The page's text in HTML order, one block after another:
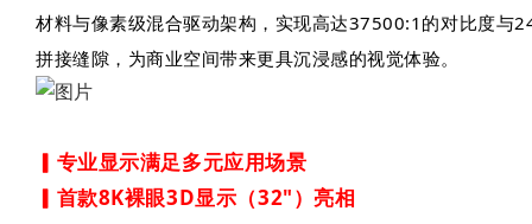
材料与像素级混合驱动架构，实现高达37500:1的对比度与
拼接缝隙，为商业空间带来更具沉浸感的视觉体验。
▎专业显示满足多元应用场景
▎首款8K裸眼3D显示（32"）亮相